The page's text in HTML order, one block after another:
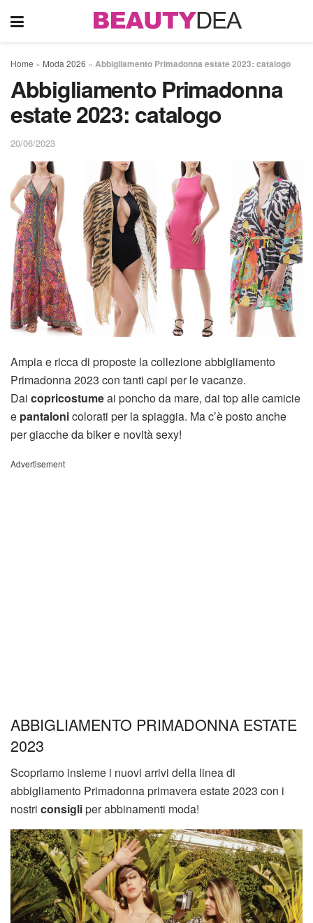
Home » Moda 2026 » Abbigliamento Primadonna estate 2023: catalogo
Abbigliamento Primadonna
estate 2023: catalogo
20/06/2023
Ampia e ricca di proposte la collezione abbigliamento
Primadonna 2023 con tanti capi per le vacanze.
Dai copricostumeai poncho da mare, dai top alle camicie
e pantalonicolorati per la spiaggia. Ma c’è posto anche
per giacche da biker e novità sexy!
Advertisement
ABBIGLIAMENTO PRIMADONNA ESTATE
2023
Scopriamo insieme i nuovi arrivi della linea di
abbigliamento Primadonna primavera estate 2023 con i
nostri consigliper abbinamenti moda!